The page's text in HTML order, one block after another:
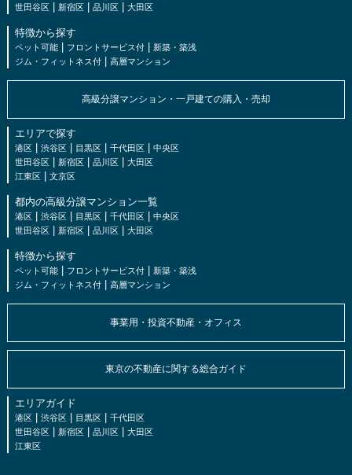
世田谷区| 新宿区| 品川区| 大田区
特徴から探す
ペット可能| フロントサービス付|
新築・築浅
ジム・フィットネス付| 高層マンション
高級分譲マンション・一戸建ての購入・売却
エリアで探す
港区| 渋谷区| 目黒区| 千代田区|
中央区
世田谷区| 新宿区| 品川区|
大田区
江東区| 文京区
都内の高級分譲マンション一覧
港区| 渋谷区| 目黒区| 千代田区|
中央区
世田谷区| 新宿区| 品川区| 大田区
特徴から探す
ペット可能| フロントサービス付|
新築・築浅
ジム・フィットネス付| 高層マンション
事業用・投資不動産・オフィス
東京の不動産に関する総合ガイド
エリアガイド
港区| 渋谷区| 目黒区|
千代田区
世田谷区| 新宿区| 品川区|
大田区
江東区